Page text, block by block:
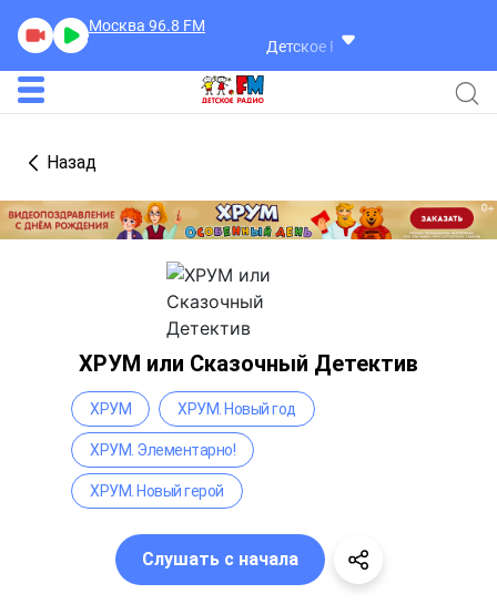
Москва 96.8 FM
Детское Радио
Назад
ХРУМ или Сказочный Детектив
ХРУМ ХРУМ. Новый год
ХРУМ. Элементарно!
ХРУМ. Новый герой
Слушать с начала